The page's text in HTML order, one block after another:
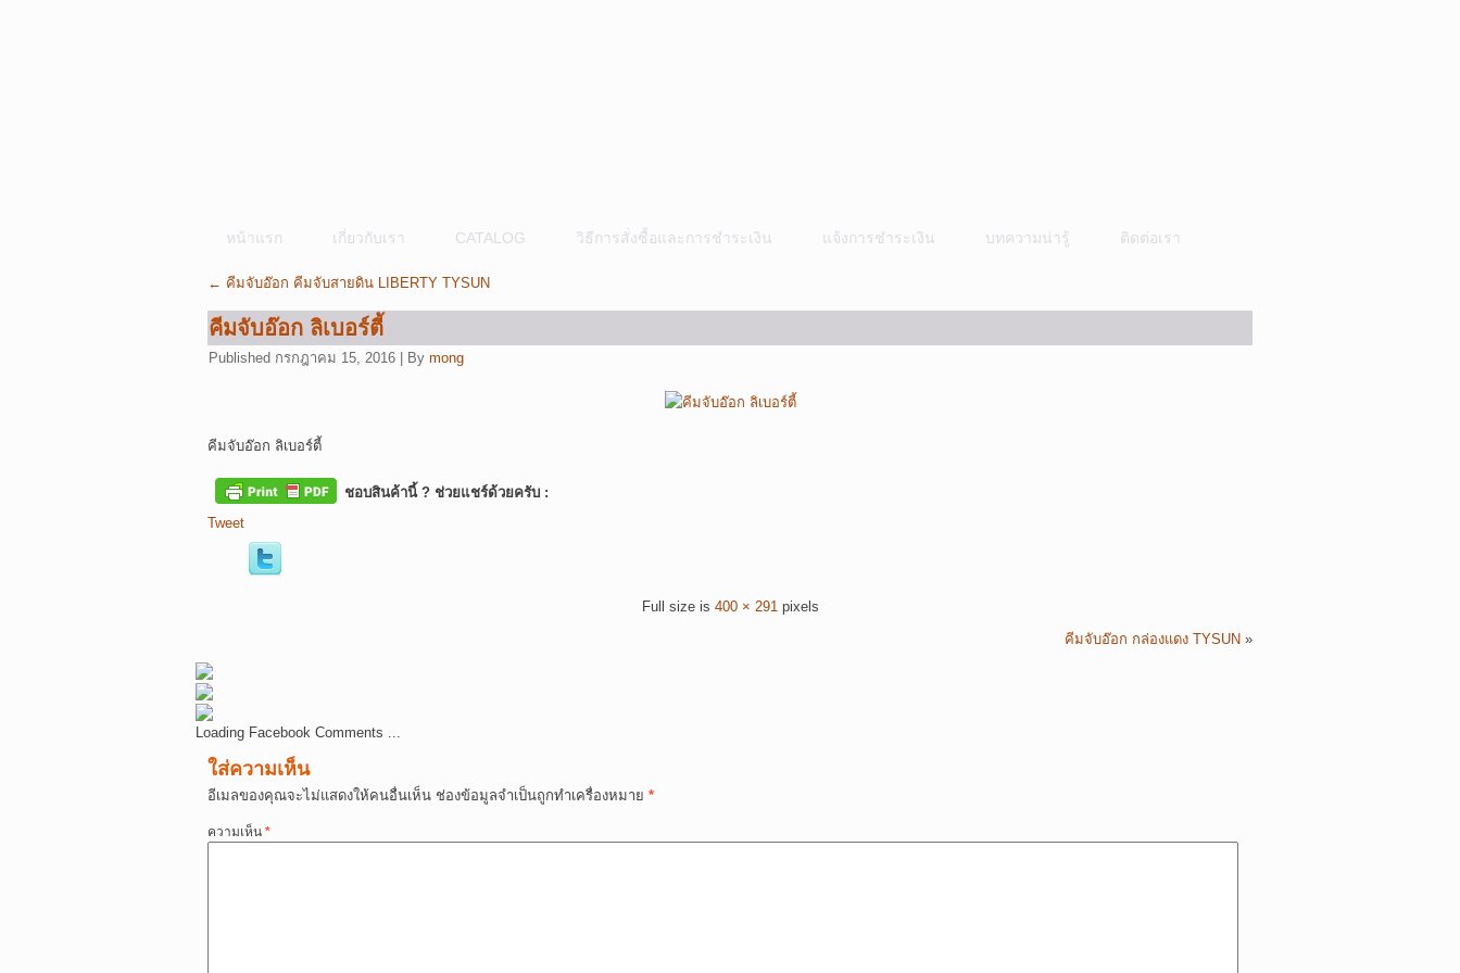
หน้าแรก เกี่ยวกับเรา CATALOG วิธีการสั่งซื้อและการชำระเงิน แจ้งการชำระเงิน บทความน่ารู้ ติดต่อเรา
← คีมจับอ๊อก คีมจับสายดิน LIBERTY TYSUN
คีมจับอ๊อก ลิเบอร์ตี้
Published กรกฎาคม 15, 2016 By mong
คีมจับอ๊อก ลิเบอร์ตี้
ชอบสินค้านี้ ? ช่วยแชร์ด้วยครับ :
Tweet
Full size is 400 × 291pixels
คีมจับอ๊อก กล่องแดง TYSUN »
Loading Facebook Comments ...
ใส่ความเห็น
อีเมลของคุณจะไม่แสดงให้คนอื่นเห็น ช่องข้อมูลจำเป็นถูกทำเครื่องหมาย *
ความเห็น *